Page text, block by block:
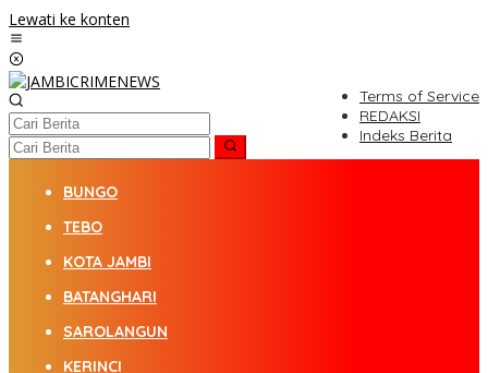
Lewati ke konten
Terms of Service
REDAKSI
Indeks Berita
BUNGO
TEBO
KOTA JAMBI
BATANGHARI
SAROLANGUN
KERINCI